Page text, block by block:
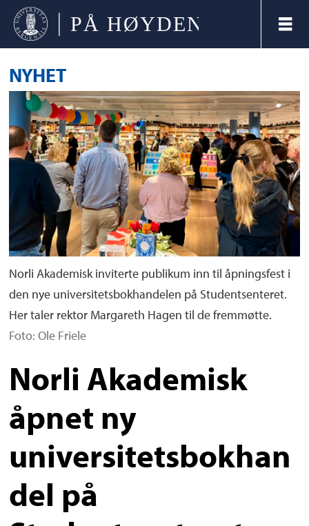
NYHET
Norli Akademisk inviterte publikum inn til åpningsfest i
den nye universitetsbokhandelen på Studentsenteret.
Her taler rektor Margareth Hagen til de fremmøtte.
Foto: Ole Friele
Norli Akademisk
åpnet ny
universitetsbokhan
del på